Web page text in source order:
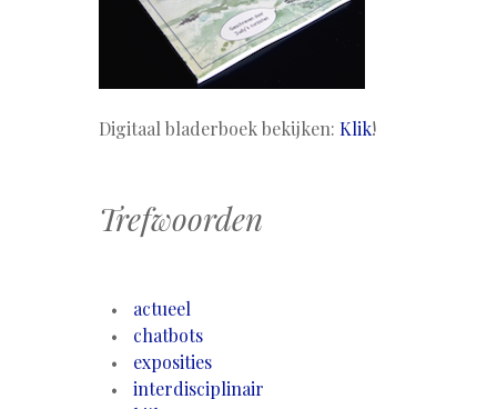
Digitaal bladerboek bekijken: Klik!
Trefwoorden
actueel
chatbots
exposities
interdisciplinair